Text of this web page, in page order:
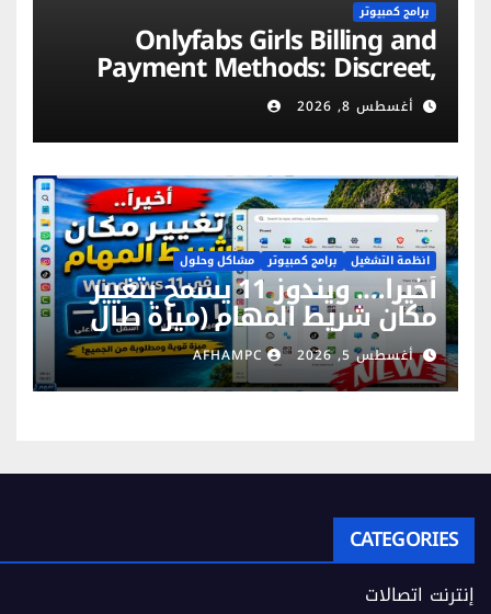
برامج كمبيوتر
Onlyfabs Girls Billing and
Payment Methods: Discreet,
Secure & Flexible Options
أغسطس 8, 2026
انظمة التشغيل برامج كمبيوتر مشاكل وحلول
أخيراً…. ويندوز 11 يسمح بتغيير
مكان شريط المهام (ميزة طال
انتظارها)
أغسطس 5, 2026 AFHAMPC
CATEGORIES
إنترنت اتصالات